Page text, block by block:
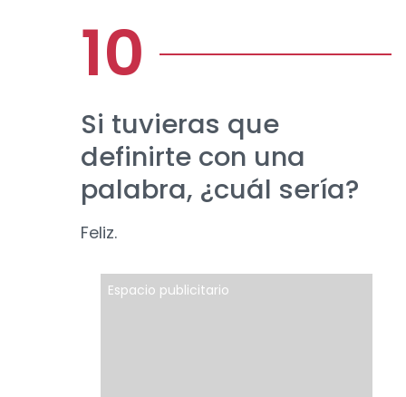
Si tuvieras que
definirte con una
palabra, ¿cuál sería?
Feliz.
Espacio publicitario